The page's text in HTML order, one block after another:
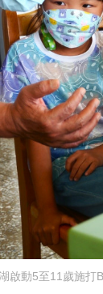
啟動5至11歲施